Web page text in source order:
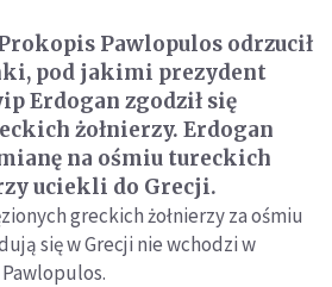
Pawlopulos odrzucił
pod jakimi prezydent
Erdogan zgodził się
żołnierzy. Erdogan
na ośmiu tureckich
uciekli do Grecji.
greckich żołnierzy za ośmiu
się w Grecji nie wchodzi w